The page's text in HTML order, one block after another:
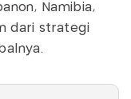
Namibia,
dari strategi